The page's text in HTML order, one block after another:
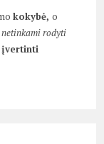
kokybė,o
rodyti
įvertinti